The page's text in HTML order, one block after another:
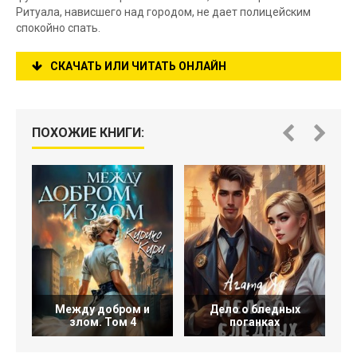
Ритуала, нависшего над городом, не дает полицейским
спокойно спать.
СКАЧАТЬ ИЛИ ЧИТАТЬ ОНЛАЙН
ПОХОЖИЕ КНИГИ:
Между добром и
злом. Том 4
Дело о бледных
поганках